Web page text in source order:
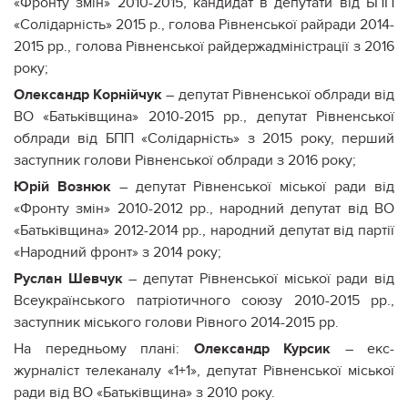
«Солідарність» 2015 р., голова Рівненської райради 2014-
2015 рр., голова Рівненської райдержадміністрації з 2016
року;
Олександр Корнійчук – депутат Рівненської облради від
ВО «Батьківщина» 2010-2015 рр., депутат Рівненської
облради від БПП «Солідарність» з 2015 року, перший
заступник голови Рівненської облради з 2016 року;
Юрій Вознюк– депутат Рівненської міської ради від
«Фронту змін» 2010-2012 рр., народний депутат від ВО
«Батьківщина» 2012-2014 рр., народний депутат від партії
«Народний фронт» з 2014 року;
Руслан Шевчук– депутат Рівненської міської ради від
Всеукраїнського патріотичного союзу 2010-2015 рр.,
заступник міського голови Рівного 2014-2015 рр.
На передньому плані: Олександр Курсик – екс-
журналіст телеканалу «1+1», депутат Рівненської міської
ради від ВО «Батьківщина» з 2010 року.